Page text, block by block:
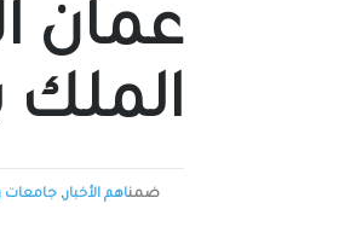
عمان
ضمناهم الأخبار, جامعات